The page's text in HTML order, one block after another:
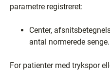
parametre registreret:
Center,
antal normerede senge.
For patienter med trykspor